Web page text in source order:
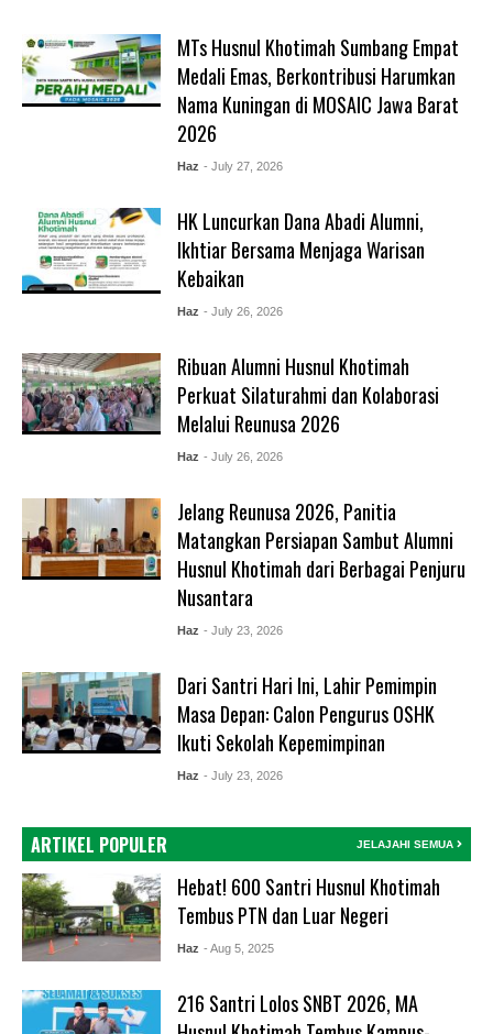
MTs Husnul Khotimah Sumbang Empat
Medali Emas, Berkontribusi Harumkan
Nama Kuningan di MOSAIC Jawa Barat
2026
Haz - July 27, 2026
HK Luncurkan Dana Abadi Alumni,
Ikhtiar Bersama Menjaga Warisan
Kebaikan
Haz - July 26, 2026
Ribuan Alumni Husnul Khotimah
Perkuat Silaturahmi dan Kolaborasi
Melalui Reunusa 2026
Haz - July 26, 2026
Jelang Reunusa 2026, Panitia
Matangkan Persiapan Sambut Alumni
Husnul Khotimah dari Berbagai Penjuru
Nusantara
Haz - July 23, 2026
Dari Santri Hari Ini, Lahir Pemimpin
Masa Depan: Calon Pengurus OSHK
Ikuti Sekolah Kepemimpinan
Haz - July 23, 2026
ARTIKEL POPULER JELAJAHI SEMUA
Hebat! 600 Santri Husnul Khotimah
Tembus PTN dan Luar Negeri
Haz - Aug 5, 2025
216 Santri Lolos SNBT 2026, MA